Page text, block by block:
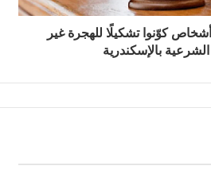
المؤبد لـ3 أشخاص كوّنوا تشكيلًا للهجرة غير
الشرعية بالإسكندرية